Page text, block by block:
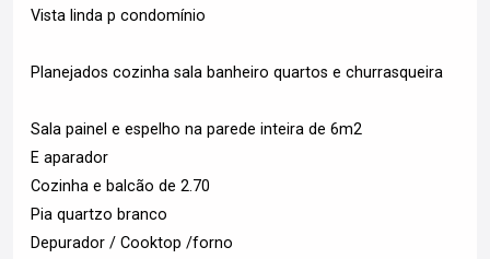
Vista linda p condomínio
Planejados cozinha sala banheiro quartos e churrasqueira
Sala painel e espelho na parede inteira de 6m2
E aparador
Cozinha e balcão de 2.70
Pia quartzo branco
Depurador / Cooktop /forno